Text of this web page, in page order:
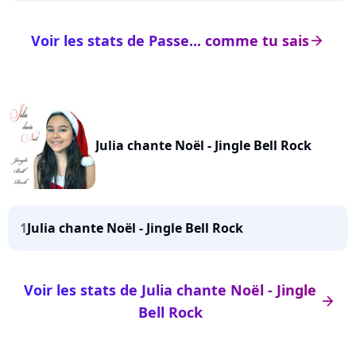
arrow_right
Voir les stats de Passe... comme tu sais
Julia chante Noël - Jingle Bell Rock
1Julia chante Noël - Jingle Bell Rock
arrow_right
Voir les stats de Julia chante Noël - Jingle
Bell Rock